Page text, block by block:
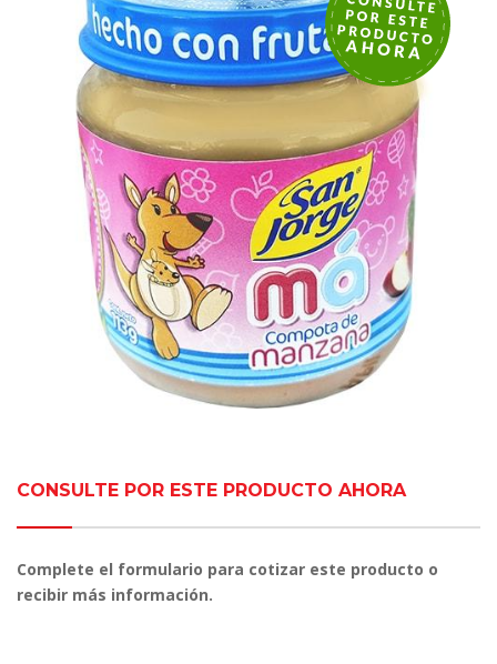
CONSULTE POR ESTE PRODUCTO AHORA
Complete el formulario para cotizar este producto o
recibir más información.